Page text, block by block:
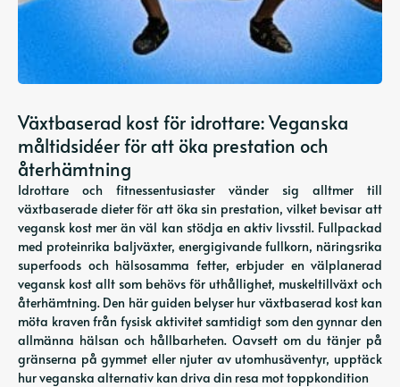
Växtbaserad kost för idrottare: Veganska
måltidsidéer för att öka prestation och
återhämtning
Idrottare och fitnessentusiaster vänder sig alltmer till
växtbaserade dieter för att öka sin prestation, vilket bevisar att
vegansk kost mer än väl kan stödja en aktiv livsstil. Fullpackad
med proteinrika baljväxter, energigivande fullkorn, näringsrika
superfoods och hälsosamma fetter, erbjuder en välplanerad
vegansk kost allt som behövs för uthållighet, muskeltillväxt och
återhämtning. Den här guiden belyser hur växtbaserad kost kan
möta kraven från fysisk aktivitet samtidigt som den gynnar den
allmänna hälsan och hållbarheten. Oavsett om du tänjer på
gränserna på gymmet eller njuter av utomhusäventyr, upptäck
hur veganska alternativ kan driva din resa mot toppkondition